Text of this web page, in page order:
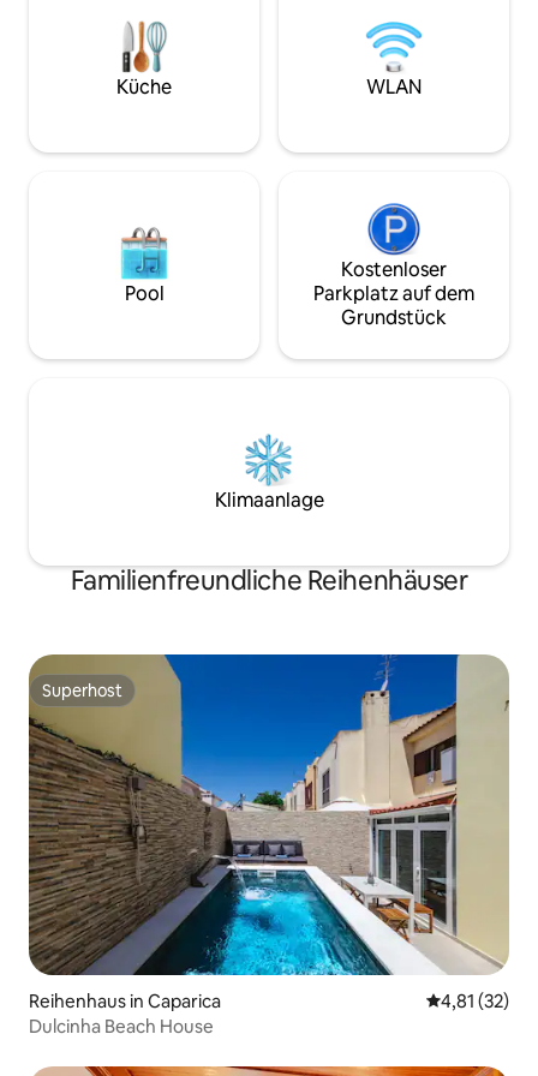
Fahrt von Lissabon entfernt. Sollten Sie
mit dem Auto vom Flughafen die A5
du ein Taxi oder eine Uber für ca. 30 Euro
Self-Check-in
eigene
Übergabe. Drei
Küche WLAN
Pool
Kostenloser
Parkplatz auf dem
Grundstück
Klimaanlage
Familienfreundliche Reihenhäuser
Superhost
Superhost
Reihenhaus in Caparica
4,81 (32)
Dulcinha Beach House